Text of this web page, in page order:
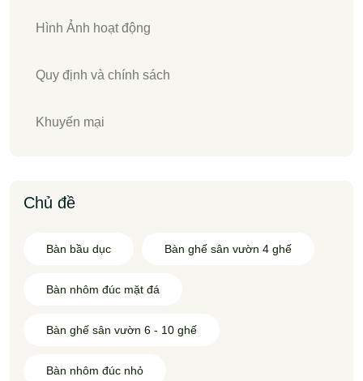
Hình Ảnh hoạt động
Quy định và chính sách
Khuyến mại
Chủ đề
Bàn bầu dục Bàn ghế sân vườn 4 ghế
Bàn nhôm đúc mặt đá
Bàn ghế sân vườn 6 - 10 ghế
Bàn nhôm đúc nhỏ